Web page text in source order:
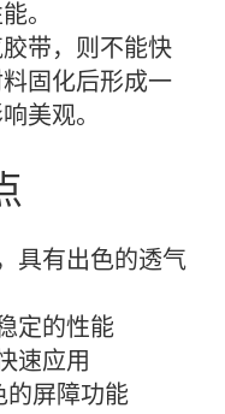
。
带，则不能快
固化后形成一
美观。
具有出色的透气
定的性能
速应用
的屏障功能